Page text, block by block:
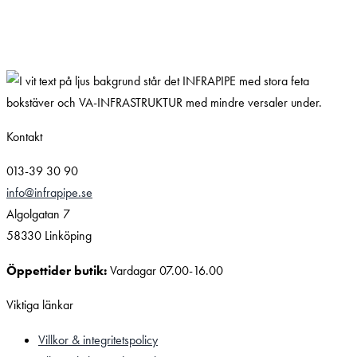
Kontakt
013-39 30 90
info@infrapipe.se
Algolgatan 7
58330 Linköping
Öppettider butik:Vardagar 07.00-16.00
Viktiga länkar
Villkor & integritetspolicy